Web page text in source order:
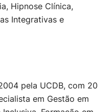
Hipnose Clínica,
Integrativas e
pela UCDB, com 20
em Gestão em